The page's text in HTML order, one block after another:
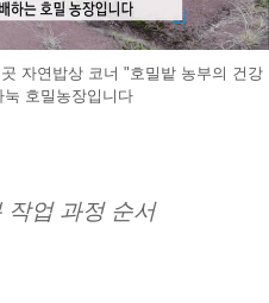
자연밥상 코너 "호밀밭 농부의 건강
호밀농장입니다
작업 과정 순서